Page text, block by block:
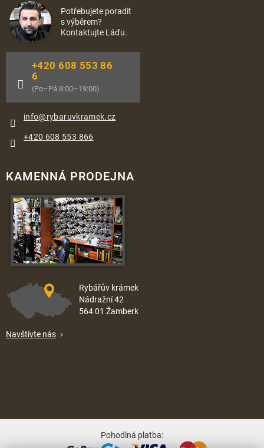
Potřebujete poradit
s výběrem?
Kontaktujte Láďu.
info@rybaruvkramek.cz
+420 608 553 86
6
(Po–Pá 8:00–19:00)
+420 608 553 866
KAMENNÁ PRODEJNA
Rybářův krámek
Nádražní 42
564 01 Žamberk
Navštivte nás
Pohodlná platba: